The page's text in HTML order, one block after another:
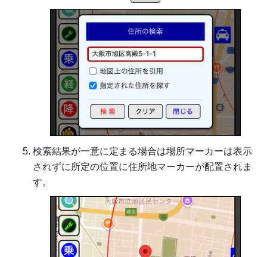
検索結果が一意に定まる場合は場所マーカーは表示
されずに所定の位置に住所地マーカーが配置されま
す。